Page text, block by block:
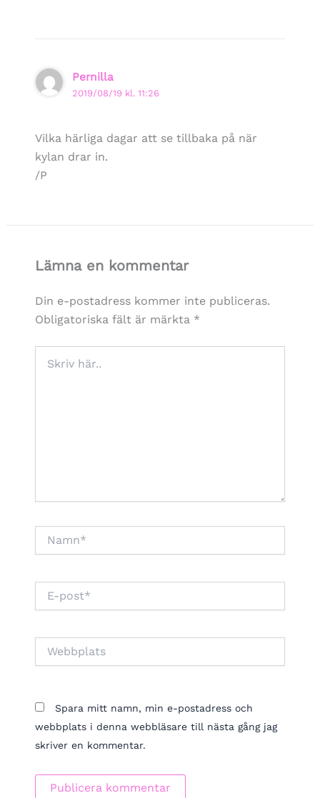
Pernilla
2019/08/19 kl. 11:26
Vilka härliga dagar att se tillbaka på när
kylan drar in.
/P
Lämna en kommentar
Din e-postadress kommer inte publiceras.
Obligatoriska fält är märkta *
här..
post*
Spara mitt namn, min e-postadress och
webbplats i denna webbläsare till nästa gång jag
skriver en kommentar.